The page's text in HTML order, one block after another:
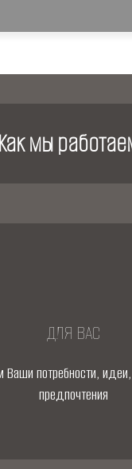
Как мы
ДЛЯ ВАС
потребности,
предпочтения